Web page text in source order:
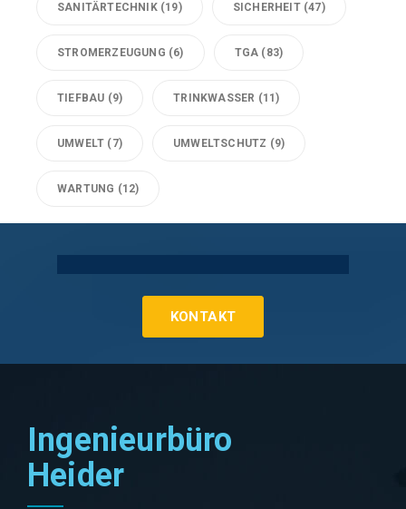
SANITÄRTECHNIK(19) SICHERHEIT(47)
STROMERZEUGUNG (6) TGA (83)
TIEFBAU (9) TRINKWASSER (11)
UMWELT (7) UMWELTSCHUTZ (9)
WARTUNG (12)
KONTAKT
Ingenieurbüro
Heider